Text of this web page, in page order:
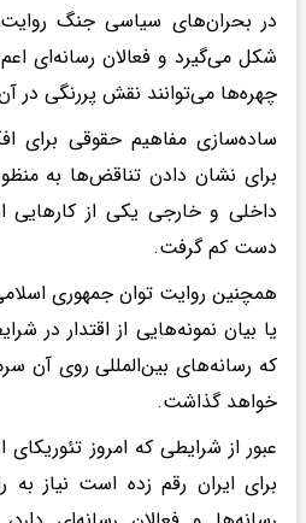
در بحران‌های سیاسی جنگ
شکل می‌گیرد و فعالان رسانه‌ای اعم
چهره‌ها می‌توانند نقش پررنگی در
ساده‌سازی مفاهیم حقوقی برای
برای نشان دادن تناقض‌ها به
داخلی و خارجی یکی از کارهایی
دست کم گرفت.
همچنین روایت توان جمهوری
یا بیان نمونه‌هایی از اقتدار در
که رسانه‌های بین‌المللی روی آن
خواهد گذاشت.
عبور از شرایطی که امروز تئوریکای
برای ایران رقم زده است نیاز به